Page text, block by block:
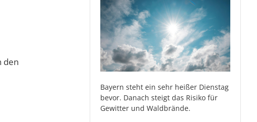
den
Bayern steht ein sehr heißer Dienstag
bevor. Danach steigt das Risiko für
Gewitter und Waldbrände.